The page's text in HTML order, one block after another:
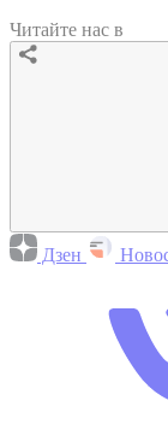
Читайте нас в
Дзен